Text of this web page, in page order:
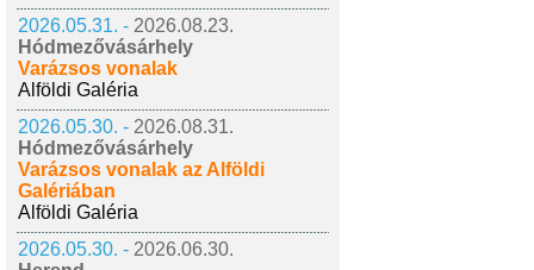
2026.05.31. - 2026.08.23.
Hódmezővásárhely
Varázsos vonalak
Alföldi Galéria
2026.05.30. - 2026.08.31.
Hódmezővásárhely
Varázsos vonalak az Alföldi
Galériában
Alföldi Galéria
2026.05.30. - 2026.06.30.